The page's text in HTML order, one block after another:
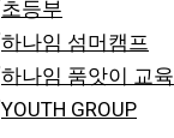
초등부
하나임 섬머캠프
하나임 품앗이 교육
YOUTH GROUP